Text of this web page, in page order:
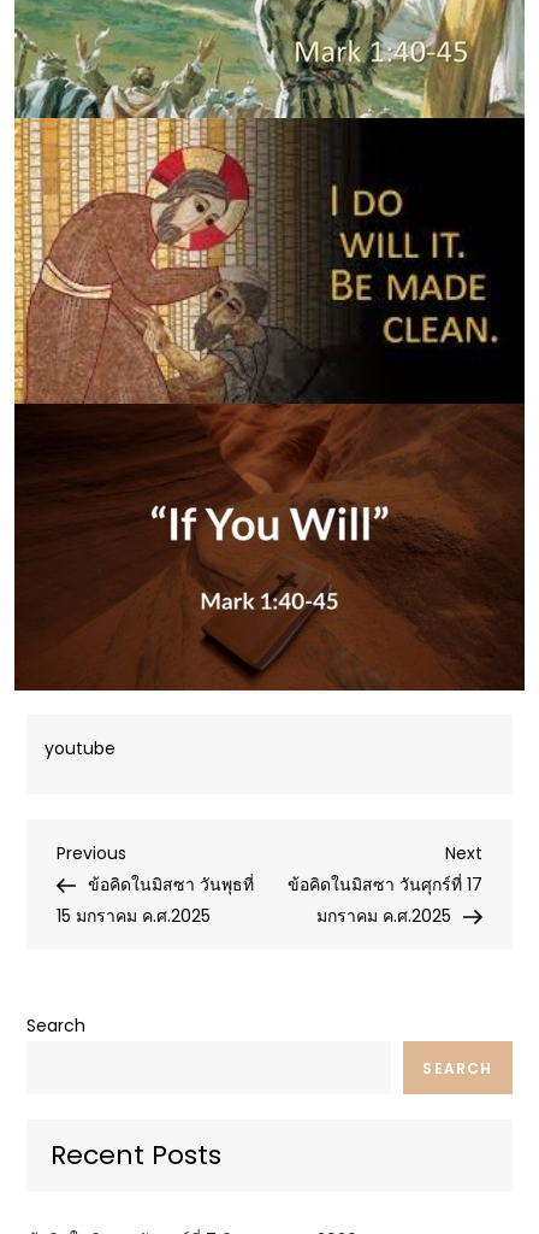
youtube
Post
navigation
Previous
Post
Previous
ข้อคิดในมิสซา วันพุธที่
15 มกราคม ค.ศ.2025
Next
Post
Next
ข้อคิดในมิสซา วันศุกร์ที่ 17
มกราคม ค.ศ.2025
Search
SEARCH
Recent Posts